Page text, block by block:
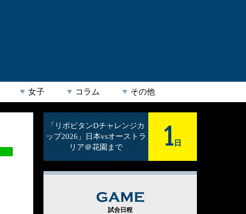
女子 コラム その他
「リポビタンDチャレンジカ
ップ2026」日本vsオーストラ
リア＠花園まで
1 日
GAME
試合日程